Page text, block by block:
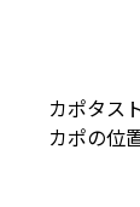
カポタス
カポの位